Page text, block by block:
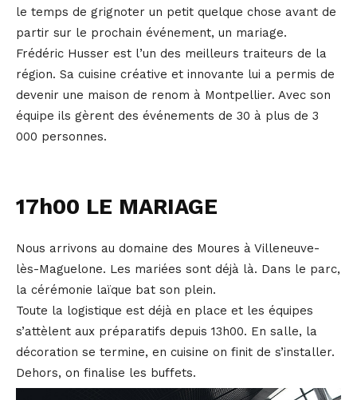
le temps de grignoter un petit quelque chose avant de
partir sur le prochain événement, un mariage.
Frédéric Husser est l’un des meilleurs traiteurs de la
région. Sa cuisine créative et innovante lui a permis de
devenir une maison de renom à Montpellier. Avec son
équipe ils gèrent des événements de 30 à plus de 3
000 personnes.
17h00 LE MARIAGE
Nous arrivons au domaine des Moures à Villeneuve-
lès-Maguelone. Les mariées sont déjà là. Dans le parc,
la cérémonie laïque bat son plein.
Toute la logistique est déjà en place et les équipes
s’attèlent aux préparatifs depuis 13h00. En salle, la
décoration se termine, en cuisine on finit de s’installer.
Dehors, on finalise les buffets.